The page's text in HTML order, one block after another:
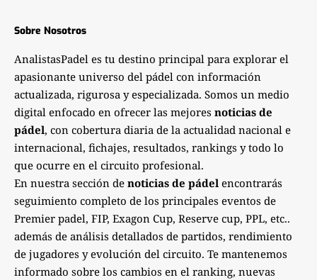
Sobre Nosotros
AnalistasPadel es tu destino principal para explorar el
apasionante universo del pádel con información
actualizada, rigurosa y especializada. Somos un medio
digital enfocado en ofrecer las mejores noticias de
pádel, con cobertura diaria de la actualidad nacional e
internacional, fichajes, resultados, rankings y todo lo
que ocurre en el circuito profesional.
En nuestra sección de noticias de pádel encontrarás
seguimiento completo de los principales eventos de
Premier padel, FIP, Exagon Cup, Reserve cup, PPL, etc..
además de análisis detallados de partidos, rendimiento
de jugadores y evolución del circuito. Te mantenemos
informado sobre los cambios en el ranking, nuevas